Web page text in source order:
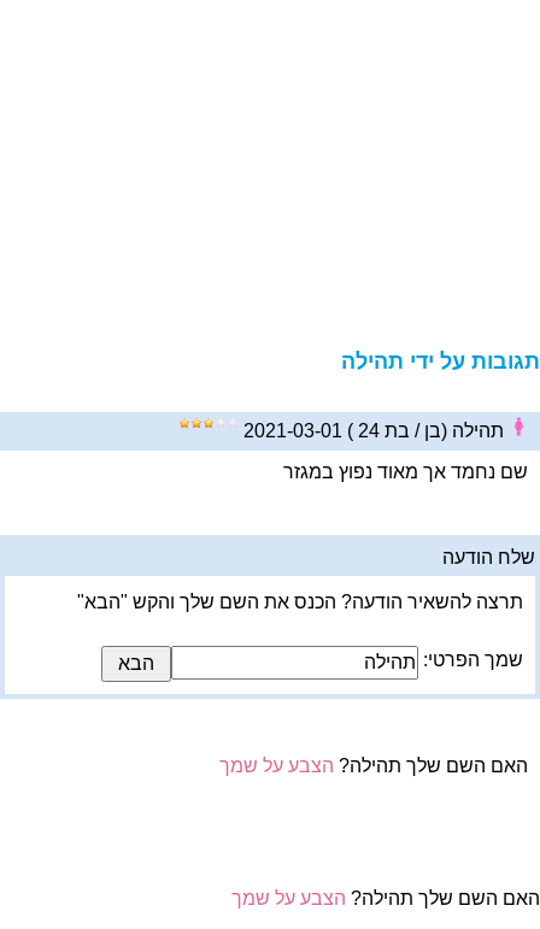
על ידי תהילה
תהילה (בן / בת 24 ) 2021-03-01
שם נחמד אך מאוד נפוץ במגזר
שלח הודעה
תרצה להשאיר הודעה? הכנס את השם שלך והקש "הבא"
שמך הפרטי:
האם השם שלך תהילה?הצבע על שמך
השם שלך תהילה?הצבע על שמך